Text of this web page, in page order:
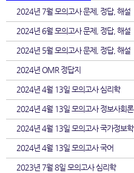
2024년 7월 모의고사 문제, 정답, 해설
2024년 6월 모의고사 문제, 정답, 해설
2024년 5월 모의고사 문제, 정답, 해설
2024년 OMR 정답지
2024년 4월 13일 모의고사 심리학
2024년 4월 13일 모의고사 정보사회론
2024년 4월 13일 모의고사 국가정보학
2024년 4월 13일 모의고사 국어
2023년 7월 8일 모의고사 심리학